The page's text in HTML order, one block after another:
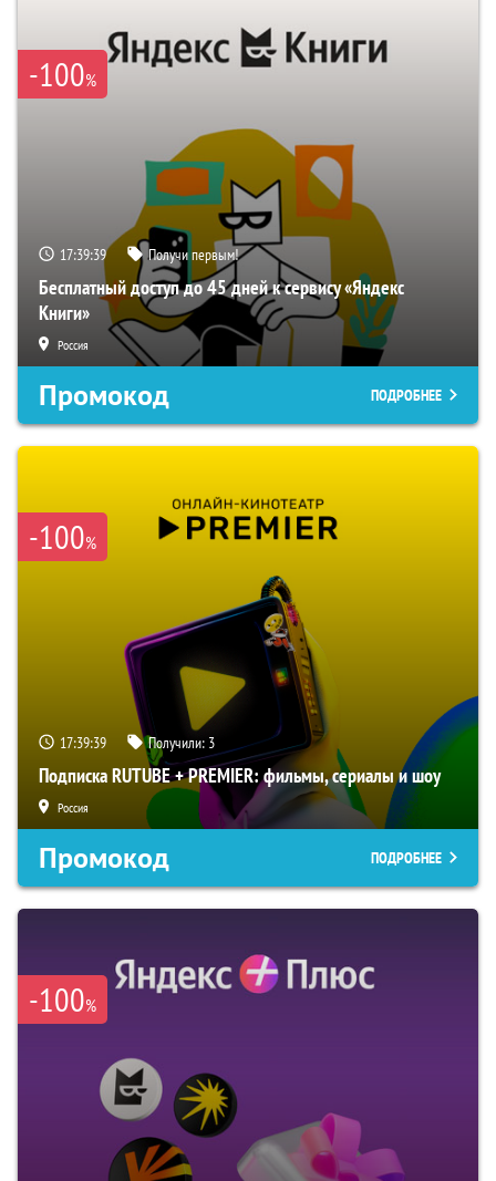
-100%
17:39:38 Получи первым!
Бесплатный доступ до 45 дней к сервису «Яндекс
Книги»
Россия
Промокод ПОДРОБНЕЕ
-100%
17:39:38 Получили: 3
Подписка RUTUBE + PREMIER: фильмы, сериалы и шоу
Россия
Промокод ПОДРОБНЕЕ
-100%